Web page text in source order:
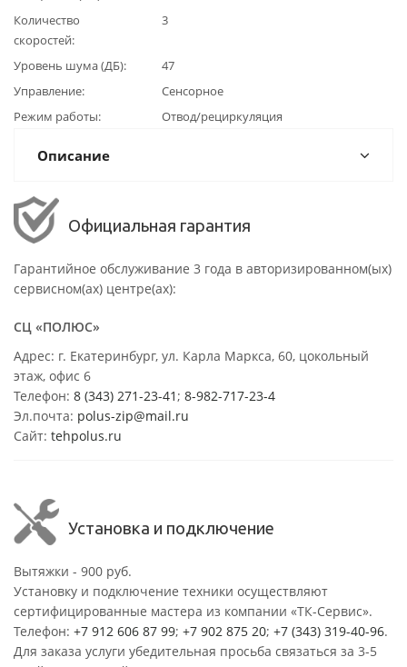
Количество
скоростей
3
Уровень шума (ДБ)
47
Управление
Сенсорное
Режим работы
Отвод/рециркуляция
Описание
Официальная гарантия
Гарантийное обслуживание 3 года в авторизированном(ых)
сервисном(ах) центре(ах):
СЦ «ПОЛЮС»
Адрес: г. Екатеринбург, ул. Карла Маркса, 60, цокольный
этаж, офис 6
Телефон: 8 (343) 271-23-41 ; 8-982-717-23-4
Эл.почта: polus-zip@mail.ru
Сайт: tehpolus.ru
Установка и подключение
Вытяжки - 900 руб.
Установку и подключение техники осуществляют
сертифицированные мастера из компании «ТК-Сервис».
Телефон: +7 912 606 87 99; +7 902 875 20; +7 (343) 319-40-96.
Для заказа услуги убедительная просьба связаться за 3-5